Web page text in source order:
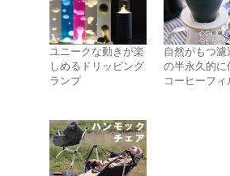
ユニークな動きが楽
しめるドリッピング
ランプ
自然がもつ濾
の半永久的に
コーヒーフィ